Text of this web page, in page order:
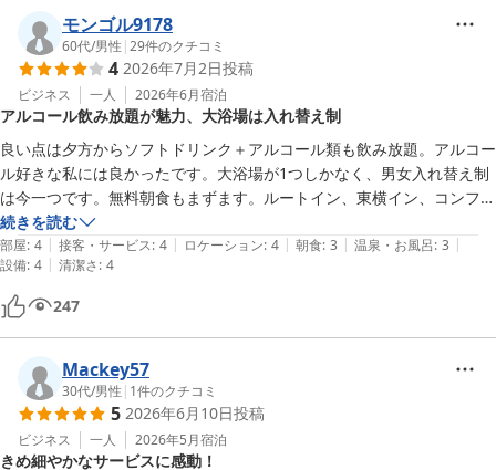
モンゴル9178
60代/男性 |29件のクチコミ
4 2026年7月2日投稿
ビジネス 一人 2026年6月宿泊
アルコール飲み放題が魅力、大浴場は入れ替え制
良い点は夕方からソフトドリンク＋アルコール類も飲み放題。アルコー
ル好きな私には良かったです。大浴場が1つしかなく、男女入れ替え制
は今一つです。無料朝食もまずます。ルートイン、東横イン、コンフォ
ートホテル等無料朝食があるビジネスホテルの中では、アルコール好き
は選んで正解だと思います。
続きを読む
部屋: 4 | 接客・サービス: 4 | ロケーション: 4 | 朝食: 3 | 温泉・お風呂: 3 |
設備: 4 | 清潔さ: 4
247
Mackey57
30代/男性 | 1件のクチコミ
5 2026年6月10日投稿
ビジネス 一人 2026年5月宿泊
きめ細やかなサービスに感動！